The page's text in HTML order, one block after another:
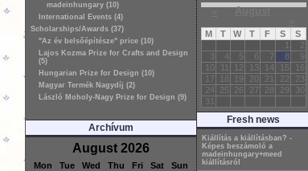
madeinhungary (10)
International Events (4)
Scholarships/Awards (37)
"Az év belsőépítésze" price (10)
Lajos Kozma Prize for Crafts and Design
(5)
Hungarian Prize for Design (10)
Magyar Termék Nagydíj (2)
László Moholy-Nagy Prize for Design (9)
Archívum
August 2026
Mon Tue Wed Thu Fri Sat Sun
« August
M T W T F S
S
1
2
3
4 5 6 7 8
9
10
11 12 13 14 15
16
17
18 19 20 21 22
23
24
25 26 27 28 29
30
31
Fresh news
Kiállítás a kiállításban? -
Képes beszámoló a
madeinhungary+meed
kiállításról